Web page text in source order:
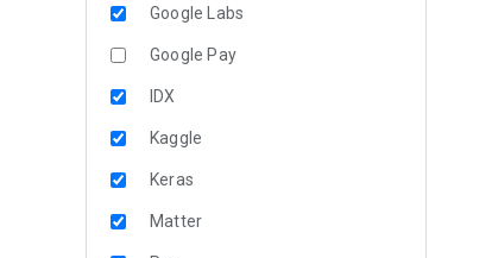
Google Labs
Google Pay
IDX
Kaggle
Keras
Matter